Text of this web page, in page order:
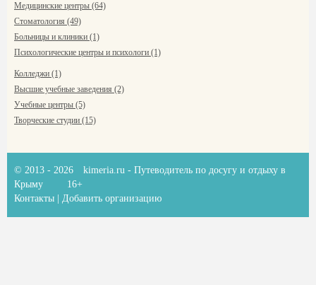
Медицинские центры (64)
Стоматология (49)
Больницы и клиники (1)
Психологические центры и психологи (1)
Колледжи (1)
Высшие учебные заведения (2)
Учебные центры (5)
Творческие студии (15)
© 2013 - 2026 kimeria.ru - Путеводитель по досугу и отдыху в
Крыму
16+
Контакты
Добавить организацию